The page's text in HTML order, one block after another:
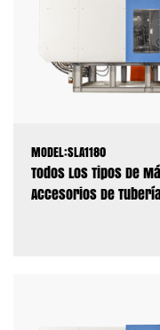
MODEL:SLA1180
Todos Los Tipos De
Accesorios De Tubería